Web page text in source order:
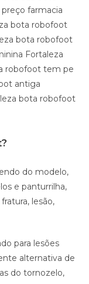
farmacia
bota robofoot
bota robofoot
Fortaleza
robofoot tem pe
antiga
bota robofoot
do modelo,
e panturrilha,
lesão,
para lesões
alternativa de
do tornozelo,